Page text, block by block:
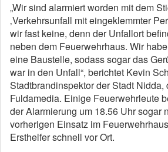
„Wir sind alarmiert worden mit dem
‚Verkehrsunfall mit eingeklemmter
wir fast keine, denn der Unfallort
neben dem Feuerwehrhaus. Wir
eine Baustelle, sodass sogar das
war in den Unfall“, berichtet Kevin
Stadtbrandinspektor der Stadt
Fuldamedia. Einige Feuerwehrleute
der Alarmierung um 18.56 Uhr sogar
vorherigen Einsatz im
Ersthelfer schnell vor Ort.